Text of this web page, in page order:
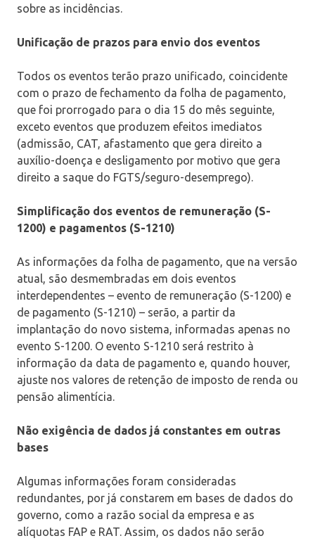
sobre as incidências.
Unificação de prazos para envio dos eventos
Todos os eventos terão prazo unificado, coincidente
com o prazo de fechamento da folha de pagamento,
que foi prorrogado para o dia 15 do mês seguinte,
exceto eventos que produzem efeitos imediatos
(admissão, CAT, afastamento que gera direito a
auxílio-doença e desligamento por motivo que gera
direito a saque do FGTS/seguro-desemprego).
Simplificação dos eventos de remuneração (S-
1200) e pagamentos (S-1210)
As informações da folha de pagamento, que na versão
atual, são desmembradas em dois eventos
interdependentes – evento de remuneração (S-1200) e
de pagamento (S-1210) – serão, a partir da
implantação do novo sistema, informadas apenas no
evento S-1200. O evento S-1210 será restrito à
informação da data de pagamento e, quando houver,
ajuste nos valores de retenção de imposto de renda ou
pensão alimentícia.
Não exigência de dados já constantes em outras
bases
Algumas informações foram consideradas
redundantes, por já constarem em bases de dados do
governo, como a razão social da empresa e as
alíquotas FAP e RAT. Assim, os dados não serão